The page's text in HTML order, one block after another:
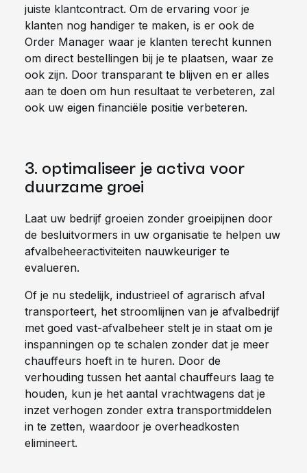
juiste klantcontract. Om de ervaring voor je
klanten nog handiger te maken, is er ook de
Order Manager waar je klanten terecht kunnen
om direct bestellingen bij je te plaatsen, waar ze
ook zijn. Door transparant te blijven en er alles
aan te doen om hun resultaat te verbeteren, zal
ook uw eigen financiële positie verbeteren.
3. optimaliseer je activa voor
duurzame groei
Laat uw bedrijf groeien zonder groeipijnen door
de besluitvormers in uw organisatie te helpen uw
afvalbeheeractiviteiten nauwkeuriger te
evalueren.
Of je nu stedelijk, industrieel of agrarisch afval
transporteert, het stroomlijnen van je afvalbedrijf
met goed vast-afvalbeheer stelt je in staat om je
inspanningen op te schalen zonder dat je meer
chauffeurs hoeft in te huren. Door de
verhouding tussen het aantal chauffeurs laag te
houden, kun je het aantal vrachtwagens dat je
inzet verhogen zonder extra transportmiddelen
in te zetten, waardoor je overheadkosten
elimineert.